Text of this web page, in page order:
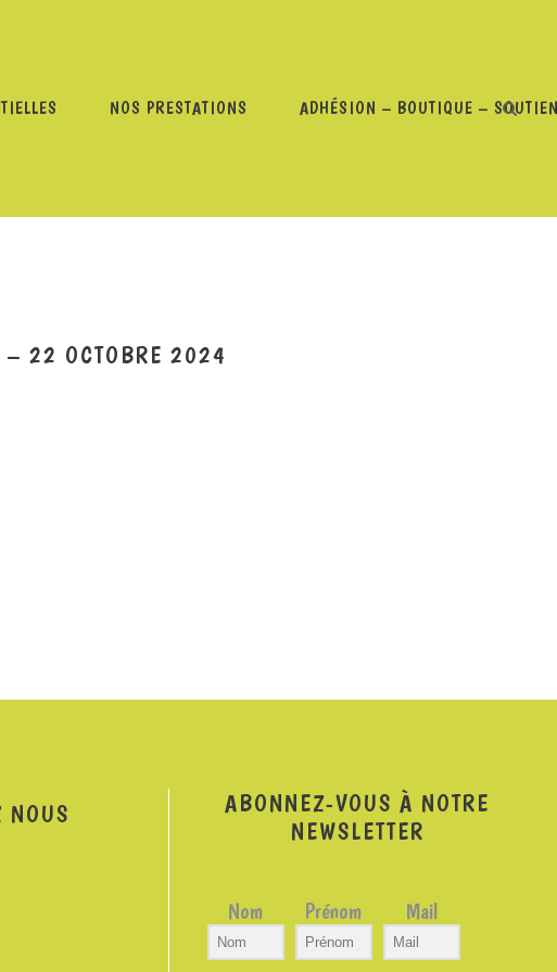
NOS PRESTATIONS ADHÉSION – BOUTIQUE –
– 22 OCTOBRE 2024
NOUS
ABONNEZ-VOUS À NOTRE
NEWSLETTER
Nom Prénom Mail